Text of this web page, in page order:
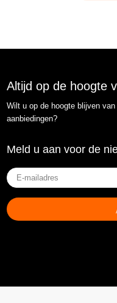
Altijd op de hoogte
Wilt u op de hoogte blijven
aanbiedingen?
Meld u aan voor de
E-
mailadres
(Vereist)